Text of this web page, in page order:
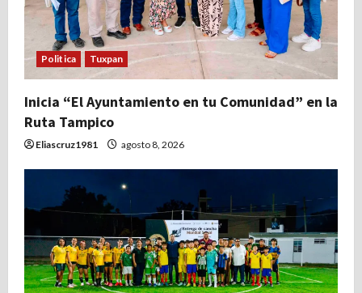
e
n
t
r
a
a
s
Politica Tuxpan
Inicia “El Ayuntamiento en tu Comunidad” en la
Ruta Tampico
Eliascruz1981 agosto 8, 2026